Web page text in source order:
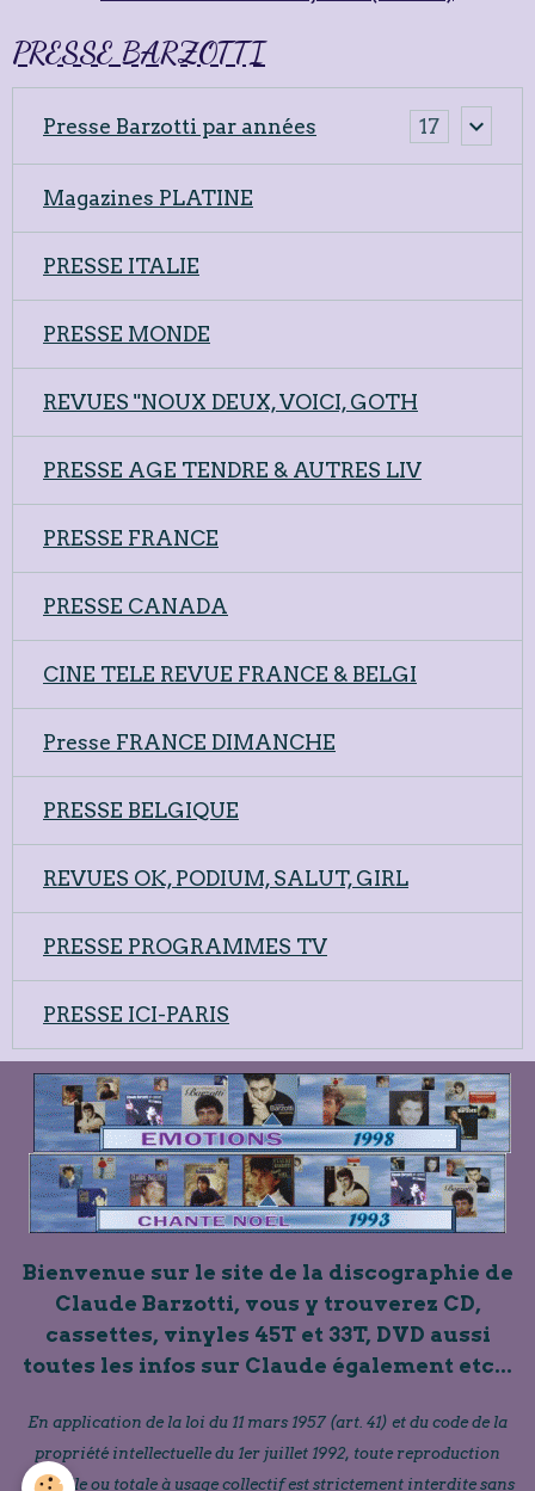
PRESSE BARZOTTI
Presse Barzotti par années 17
Magazines PLATINE
PRESSE ITALIE
PRESSE MONDE
REVUES "NOUX DEUX, VOICI, GOTH
PRESSE AGE TENDRE & AUTRES LIV
PRESSE FRANCE
PRESSE CANADA
CINE TELE REVUE FRANCE & BELGI
Presse FRANCE DIMANCHE
PRESSE BELGIQUE
REVUES OK, PODIUM, SALUT, GIRL
PRESSE PROGRAMMES TV
PRESSE ICI-PARIS
Bienvenue sur le site de la discographie de
Claude Barzotti, vous y trouverez CD,
cassettes, vinyles 45T et 33T, DVD aussi
toutes les infos sur Claude également etc...
En application de la loi du 11 mars 1957 (art. 41) et du code de la
propriété intellectuelle du 1er juillet 1992, toute reproduction
partielle ou totale à usage collectif est strictement interdite sans